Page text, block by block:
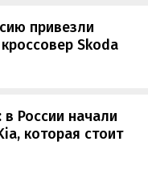
привезли
Skoda
России начали
которая стоит